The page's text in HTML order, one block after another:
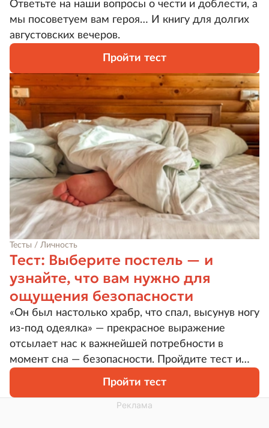
Ответьте на наши вопросы о чести и доблести, а
мы посоветуем вам героя… И книгу для долгих
августовских вечеров.
Пройти тест
Тесты / Личность
Тест: Выберите постель — и
узнайте, что вам нужно для
ощущения безопасности
«Он был настолько храбр, что спал, высунув ногу
из-под одеялка» — прекрасное выражение
отсылает нас к важнейшей потребности в
момент сна — безопасности. Пройдите тест и
узнайте, что это означает именно для вас и как
создать себе необходимые условия в вашей
Пройти тест